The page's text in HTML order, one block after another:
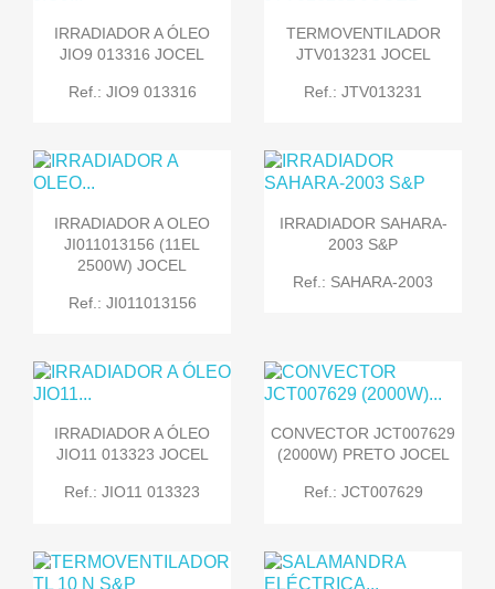
IRRADIADOR A ÓLEO
JIO9 013316 JOCEL
Ref.: JIO9 013316
TERMOVENTILADOR
JTV013231 JOCEL
Ref.: JTV013231
IRRADIADOR A OLEO
JI011013156 (11EL
2500W) JOCEL
Ref.: JI011013156
IRRADIADOR SAHARA-
2003 S&P
Ref.: SAHARA-2003
IRRADIADOR A ÓLEO
JIO11 013323 JOCEL
Ref.: JIO11 013323
CONVECTOR JCT007629
(2000W) PRETO JOCEL
Ref.: JCT007629